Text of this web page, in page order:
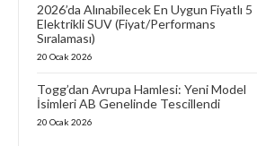
2026’da Alınabilecek En Uygun Fiyatlı 5
Elektrikli SUV (Fiyat/Performans
Sıralaması)
20 Ocak 2026
Togg’dan Avrupa Hamlesi: Yeni Model
İsimleri AB Genelinde Tescillendi
20 Ocak 2026